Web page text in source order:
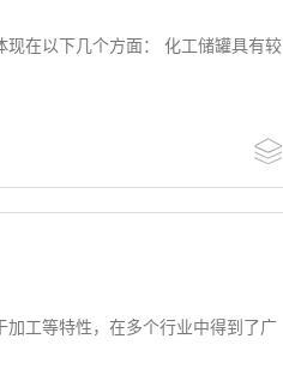
在以下几个方面： 化工储罐具有较
工等特性，在多个行业中得到了广